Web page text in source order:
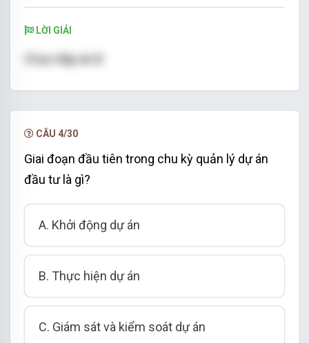
LỜI GIẢI
Chọn đáp án B
CÂU 4/30
Giai đoạn đầu tiên trong chu kỳ quản lý dự án
đầu tư là gì?
A. Khởi động dự án
B. Thực hiện dự án
C. Giám sát và kiểm soát dự án